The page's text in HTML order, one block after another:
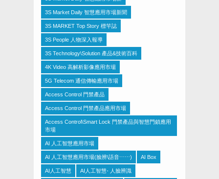
3S Market Daily 智慧應用市場新聞
3S MARKET Top Story 標竿誌
3S People 人物深入報導
3S Technology\Solution 產品&技術百科
4K Video 高解析影像應用市場
5G Telecom 通信傳輸應用市場
Access Control 門禁產品
Access Control 門禁產品應用市場
Access Control\Smart Lock 門禁產品與智慧門鎖應用
市場
AI 人工智慧應用市場
AI 人工智慧應用市場(臉辨\語音⋯⋯) AI Box
AI人工智慧 AI人工智慧- 人臉辨識